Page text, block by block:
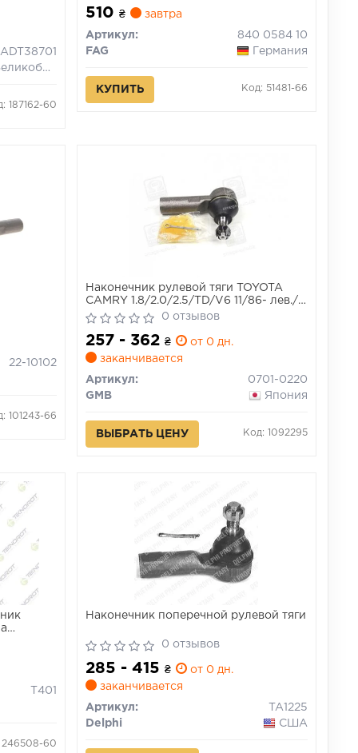
ADT38701
187162-60
510₴ завтра
Артикул:
840 0584 10
FAG
Германия
КУПИТЬ Код: 51481-66
22-10102
101243-66
Наконечник рулевой тяги TOYOTA
CAMRY 1.8/2.0/2.5/TD/V6 11/86- лев./
прав.
0 отзывов
257 - 362₴
от 0 дн.
заканчивается
Артикул:
0701-0220
GMB
Япония
ВЫБРАТЬ ЦЕНУ Код: 1092295
T401
246508-60
Наконечник поперечной рулевой тяги
0 отзывов
285 - 415₴
от 0 дн.
заканчивается
Артикул:
TA1225
Delphi
США